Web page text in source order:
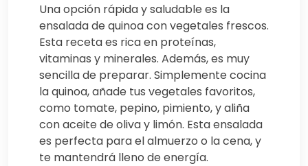
Una opción rápida y saludable es la
ensalada de quinoa con vegetales frescos.
Esta receta es rica en proteínas,
vitaminas y minerales. Además, es muy
sencilla de preparar. Simplemente cocina
la quinoa, añade tus vegetales favoritos,
como tomate, pepino, pimiento, y aliña
con aceite de oliva y limón. Esta ensalada
es perfecta para el almuerzo o la cena, y
te mantendrá lleno de energía.